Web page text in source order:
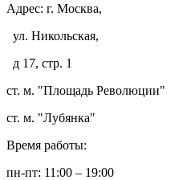
Адрес: г. Москва,
ул. Никольская,
д 17, стр. 1
ст. м. "Площадь Революции"
ст. м. "Лубянка"
Время работы:
пн-пт: 11:00 – 19:00